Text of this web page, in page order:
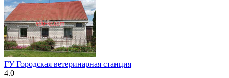
ГУ Городская ветеринарная станция
4.0